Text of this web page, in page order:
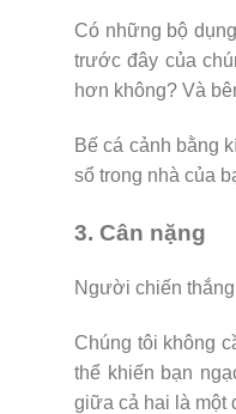
Có những bộ
trước đây của
hơn không? Và
Bế cá cảnh bằng
sổ trong nhà của
3. Cân nặng
Người chiến
Chúng tôi không
thể khiến bạn
giữa cả hai là một